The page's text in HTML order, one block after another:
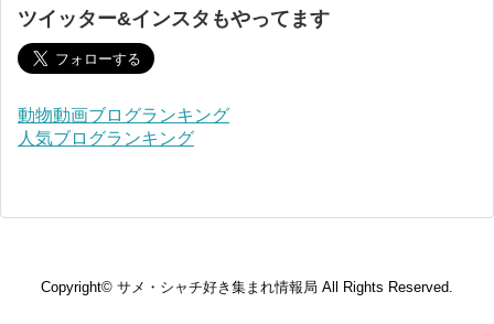
ツイッター&インスタもやってます
動物動画ブログランキング
人気ブログランキング
Copyright© サメ・シャチ好き集まれ情報局 All Rights Reserved.